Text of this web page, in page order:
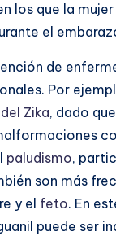
los que la
el
de
Por
Zika, dado
paludismo,
son más
y el feto. En
puede ser